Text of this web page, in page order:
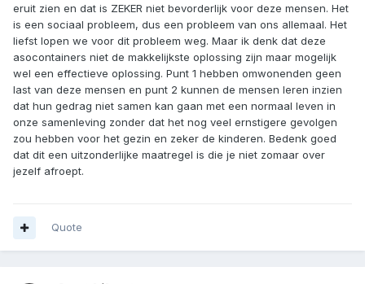
eruit zien en dat is ZEKER niet bevorderlijk voor deze mensen. Het
is een sociaal probleem, dus een probleem van ons allemaal. Het
liefst lopen we voor dit probleem weg. Maar ik denk dat deze
asocontainers niet de makkelijkste oplossing zijn maar mogelijk
wel een effectieve oplossing. Punt 1 hebben omwonenden geen
last van deze mensen en punt 2 kunnen de mensen leren inzien
dat hun gedrag niet samen kan gaan met een normaal leven in
onze samenleving zonder dat het nog veel ernstigere gevolgen
zou hebben voor het gezin en zeker de kinderen. Bedenk goed
dat dit een uitzonderlijke maatregel is die je niet zomaar over
jezelf afroept.
Quote